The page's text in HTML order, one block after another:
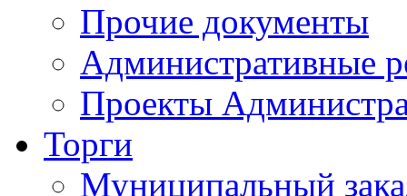
Прочие документы
Административные
Проекты
Торги
Муниципальный